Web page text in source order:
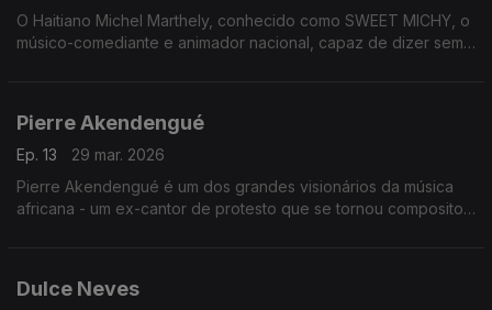
O Haitiano Michel Marthely, conhecido como SWEET MICHY, o
músico-comediante e animador nacional, capaz de dizer sem
Pierre Akendengué
Ep. 13
29 mar. 2026
Pierre Akendengué é um dos grandes visionários da música
africana - um ex-cantor de protesto que se tornou compositor
Dulce Neves